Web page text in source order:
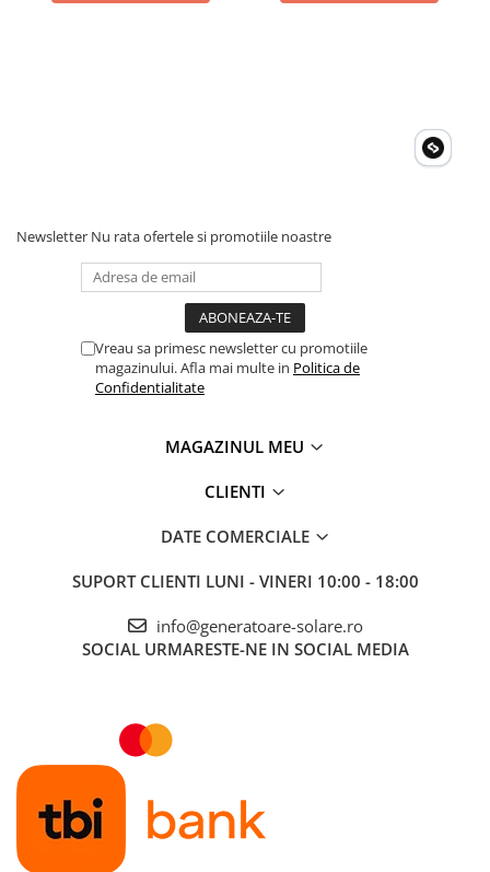
Newsletter Nu rata ofertele si promotiile noastre
Vreau sa primesc newsletter cu promotiile
magazinului. Afla mai multe in Politica de
Confidentialitate
MAGAZINUL MEU
CLIENTI
DATE COMERCIALE
SUPORT CLIENTI LUNI - VINERI 10:00 - 18:00
info@generatoare-solare.ro
SOCIAL URMARESTE-NE IN SOCIAL MEDIA